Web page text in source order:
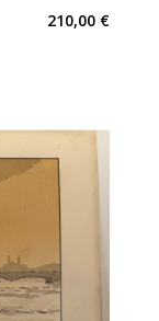
210,00 €